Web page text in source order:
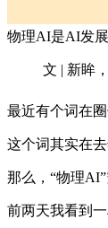
物理AI是AI发
文 | 新眸
最近有个词在
这个词其实在
那么，“物理
前两天我看到